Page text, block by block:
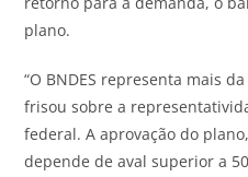
plano.
“O BNDES representa mais
frisou sobre a
federal. A aprovação do
depende de aval superior a